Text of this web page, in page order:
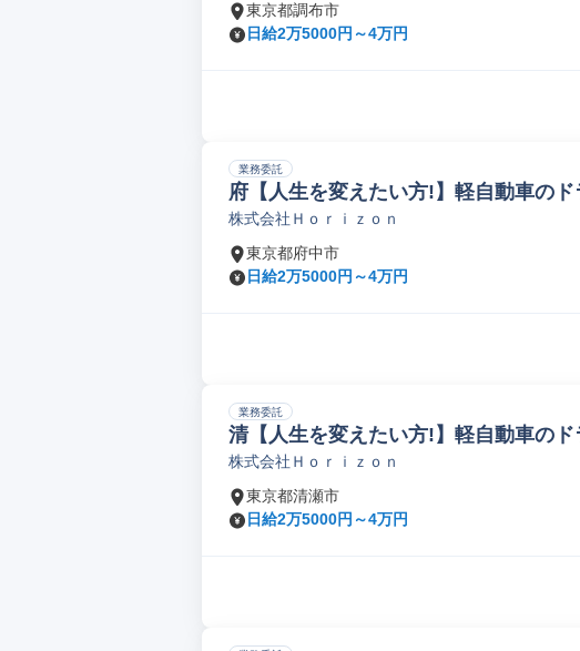
東京都調布市
日給2万5000円～4万円
業務委託
府【人生を変えたい方!】軽自動車の
株式会社Ｈｏｒｉｚｏｎ
東京都府中市
日給2万5000円～4万円
業務委託
清【人生を変えたい方!】軽自動車の
株式会社Ｈｏｒｉｚｏｎ
東京都清瀬市
日給2万5000円～4万円